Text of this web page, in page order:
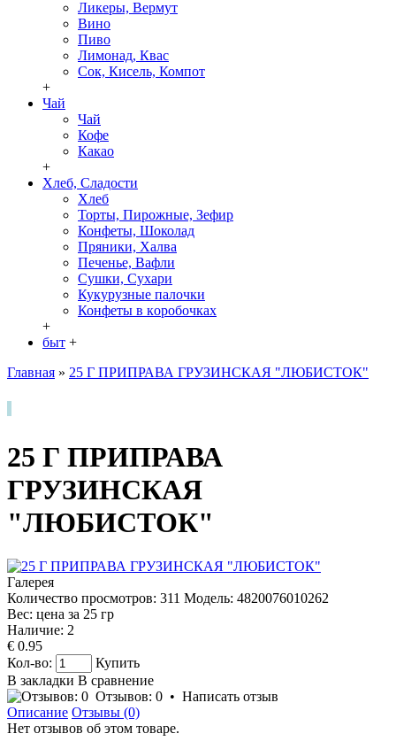
Ликеры, Вермут
Вино
Пиво
Лимонад, Квас
Сок, Кисель, Компот
+
Чай
Чай
Кофе
Какао
+
Хлеб, Сладости
Хлеб
Торты, Пирожные, Зефир
Конфеты, Шоколад
Пряники, Халва
Печенье, Вафли
Сушки, Сухари
Кукурузные палочки
Конфеты в кoробочках
+
быт +
Главная » 25 Г ПРИПРАВА ГРУЗИНСКАЯ "ЛЮБИСТОК"
25 Г ПРИПРАВА
ГРУЗИНСКАЯ
"ЛЮБИСТОК"
Галерея
Количество просмотров: 311 Модель: 4820076010262
Вес: цена за 25 гр
Наличие: 2
€ 0.95
Кол-во:
Купить
В закладки В сравнение
Отзывов: 0 • Написать отзыв
Описание Отзывы (0)
Нет отзывов об этом товаре.